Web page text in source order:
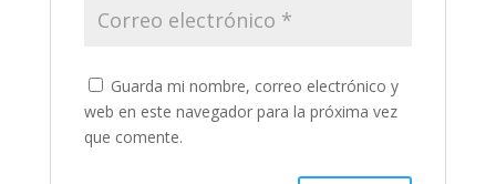
Guarda mi nombre, correo electrónico y
web en este navegador para la próxima vez
que comente.